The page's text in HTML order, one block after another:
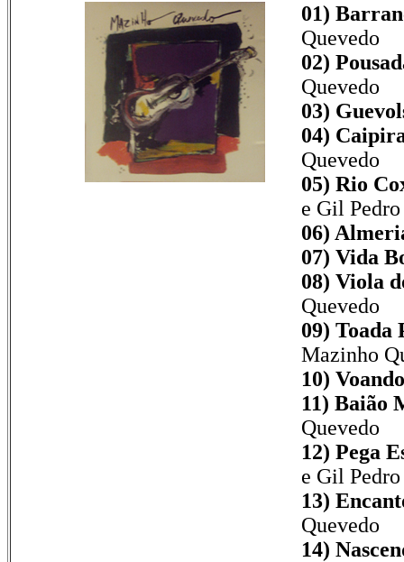
01)
Quevedo
02)
Quevedo
03)
04)
Quevedo
05) Rio
e Gil Pedro
06)
07) Vida
08) Viola
Quevedo
09) Toada
Mazinho
10)
11) Baião
Quevedo
12) Pega
e Gil Pedro
13)
Quevedo
14)